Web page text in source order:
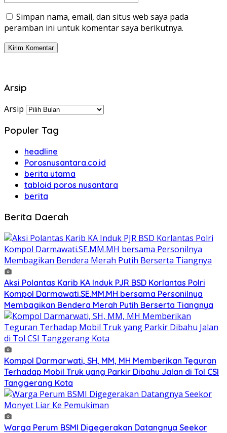
Simpan nama, email, dan situs web saya pada
peramban ini untuk komentar saya berikutnya.
Arsip
Arsip
Populer Tag
headline
Porosnusantara.co.id
berita utama
tabloid poros nusantara
berita
Berita Daerah
Aksi Polantas Karib KA Induk PJR BSD Korlantas Polri
Kompol Darmawati.SE.MM.MH bersama Personilnya
Membagikan Bendera Merah Putih Berserta Tiangnya
Kompol Darmarwati, SH, MM, MH Memberikan Teguran
Terhadap Mobil Truk yang Parkir Dibahu Jalan di Tol CSI
Tanggerang Kota
Warga Perum BSMI Digegerakan Datangnya Seekor